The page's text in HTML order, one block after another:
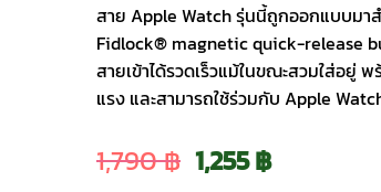
สาย Apple Watch รุ่นนี้ถูกออกแบบมา
Fidlock® magnetic quick-release
สายเข้าได้รวดเร็วแม้ในขณะสวมใส่อยู่
แรง และสามารถใช้ร่วมกับ Apple
1,790฿ Original
1,255฿Current